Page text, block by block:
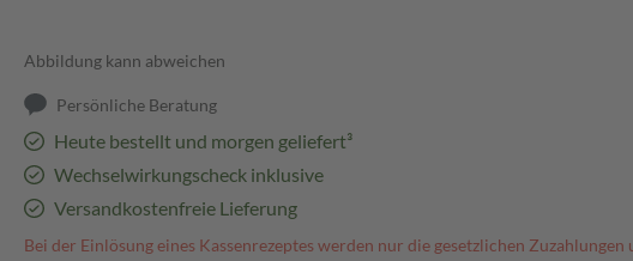
Abbildung kann abweichen
Persönliche Beratung
Heute bestellt und morgen geliefert³
Wechselwirkungscheck inklusive
Versandkostenfreie Lieferung
Bei der Einlösung eines Kassenrezeptes werden nur die gesetzlichen Zuzahlungen